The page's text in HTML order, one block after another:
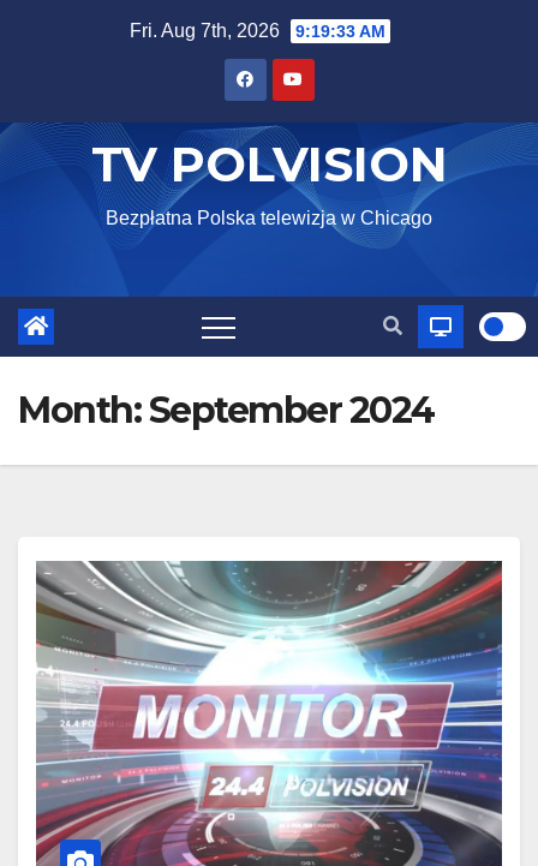
Fri. Aug 7th, 2026 9:19:35 AM
TV POLVISION
Bezpłatna Polska telewizja w Chicago
Month:September 2024